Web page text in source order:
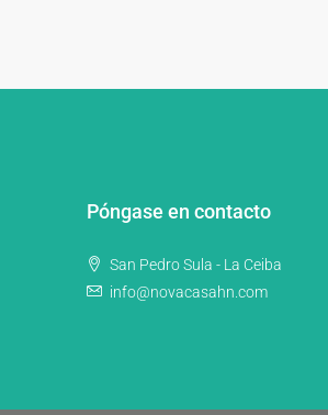
Póngase en contacto
San Pedro Sula - La Ceiba
info@novacasahn.com